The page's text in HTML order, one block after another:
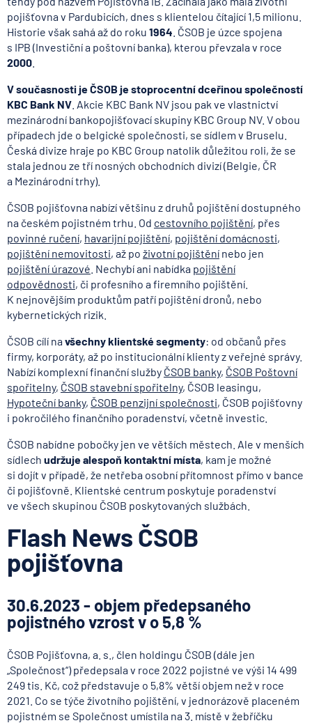
pojišťovna v Pardubicích, dnes s klientelou čítající 1,5 milionu.
Historie však sahá až do roku 1964 . ČSOB je úzce spojena
s IPB (Investiční a poštovní banka), kterou převzala v roce
2000
V současnosti je ČSOB je stoprocentní dceřinou společností
KBC Bank NV . Akcie KBC Bank NV jsou pak ve vlastnictví
mezinárodní bankopojišťovací skupiny KBC Group NV. V obou
případech jde o belgické společnosti, se sídlem v Bruselu.
Česká divize hraje po KBC Group natolik důležitou roli, že se
stala jednou ze tří nosných obchodních divizí (Belgie, ČR
a Mezinárodní trhy).
ČSOB pojišťovna nabízí většinu z druhů pojištění dostupného
na českém pojistném trhu. Od cestovního pojištění, přes
povinné ručení, havarijní pojištění, pojištění domácnosti,
pojištění nemovitosti, až po životní pojištění nebo jen
pojištění úrazové . Nechybí ani nabídka pojištění
odpovědnosti, či profesního a firemního pojištění.
K nejnovějším produktům patří pojištění dronů, nebo
kybernetických rizik.
ČSOB cílí na všechny klientské segmenty: od občanů přes
firmy, korporáty, až po institucionální klienty z veřejné správy.
Nabízí komplexní finanční služby ČSOB banky, ČSOB Poštovní
spořitelny, ČSOB stavební spořitelny, ČSOB leasingu,
Hypoteční banky, ČSOB penzijní společnosti, ČSOB pojišťovny
i pokročilého finančního poradenství, včetně investic.
ČSOB nabídne pobočky jen ve větších městech. Ale v menších
sídlech udržuje alespoň kontaktní místa, kam je možné
si dojít v případě, že netřeba osobní přítomnost přímo v bance
či pojišťovně. Klientské centrum poskytuje poradenství
ve všech skupinou ČSOB poskytovaných službách.
Flash News ČSOB
pojišťovna
30.6.2023 - objem předepsaného
pojistného vzrost v o 5,8 %
ČSOB Pojišťovna, a. s., člen holdingu ČSOB (dále jen
„Společnost“) předepsala v roce 2022 pojistné ve výši 14 499
249 tis. Kč, což představuje o 5,8% větší objem než v roce
2021. Co se týče životního pojištění, v jednorázově placeném
pojistném se Společnost umístila na 3. místě v žebříčku